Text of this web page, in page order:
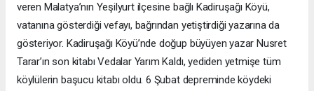
veren Malatya’nın Yeşilyurt ilçesine bağlı Kadiruşağı Köyü,
vatanına gösterdiği vefayı, bağrından yetiştirdiği yazarına da
gösteriyor. Kadiruşağı Köyü’nde doğup büyüyen yazar Nusret
Tarar’ın son kitabı Vedalar Yarım Kaldı, yediden yetmişe tüm
köylülerin başucu kitabı oldu. 6 Şubat depreminde köydeki